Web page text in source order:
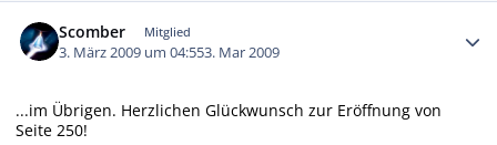
Scomber Mitglied
3. März 2009 um 04:553. Mar 2009
...im Übrigen. Herzlichen Glückwunsch zur Eröffnung von
Seite 250!